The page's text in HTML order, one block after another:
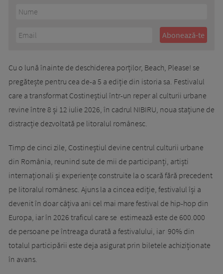
Cu o lună înainte de deschiderea porților, Beach, Please! se
pregătește pentru cea de-a 5 a ediție din istoria sa. Festivalul
care a transformat Costineștiul într-un reper al culturii urbane
revine între 8 și 12 iulie 2026, în cadrul NIBIRU, noua stațiune de
distracție dezvoltată pe litoralul românesc.
Timp de cinci zile, Costineștiul devine centrul culturii urbane
din România, reunind sute de mii de participanți, artiști
internaționali și experiențe construite la o scară fără precedent
pe litoralul românesc. Ajuns la a cincea ediție, festivalul își a
devenit în doar câțiva ani cel mai mare festival de hip-hop din
Europa, iar în 2026 traficul care se estimează este de 600.000
de persoane pe întreaga durată a festivalului, iar 90% din
totalul participării este deja asigurat prin biletele achiziționate
în avans.